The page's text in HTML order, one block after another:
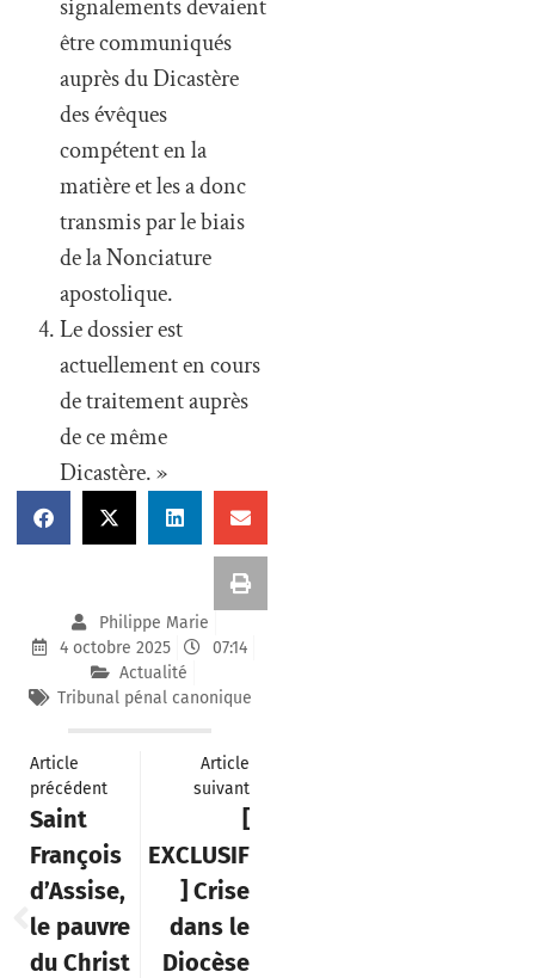
signalements devaient
être communiqués
auprès du Dicastère
des évêques
compétent en la
matière et les a donc
transmis par le biais
de la Nonciature
apostolique.
Le dossier est
actuellement en cours
de traitement auprès
de ce même
Dicastère. »
Philippe Marie
4 octobre 2025
07:14
Actualité
Tribunal pénal canonique
Article
précédent
Saint
François
d’Assise,
le pauvre
du Christ
Article
suivant
[
EXCLUSIF
] Crise
dans le
Diocèse